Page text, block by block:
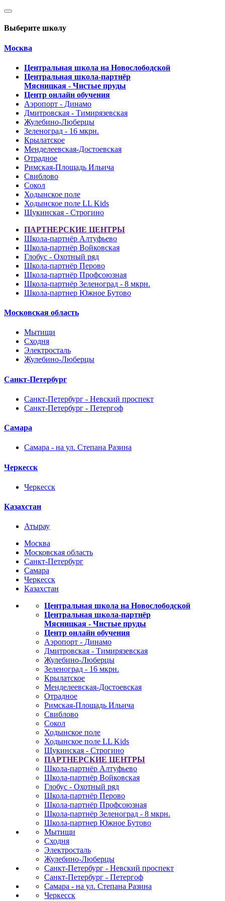
Выберите школу
Москва
Центральная школа на Новослободской
Центральная школа-партнёр
Мясницкая - Чистые пруды
Центр онлайн обучения
Аэропорт - Динамо
Дмитровская - Тимирязевская
Жулебино-Люберцы
Зеленоград - 16 мкрн.
Крылатское
Менделеевская-Достоевская
Отрадное
Римская-Площадь Ильича
Свиблово
Сокол
Ходынское поле
Ходынское поле LL Kids
Щукинская - Строгино
ПАРТНЕРСКИЕ ЦЕНТРЫ
Школа-партнёр Алтуфьево
Школа-партнёр Войковская
Глобус - Охотный ряд
Школа-партнёр Перово
Школа-партнёр Профсоюзная
Школа-партнёр Зеленоград - 8 мкрн.
Школа-партнер Южное Бутово
Московская область
Мытищи
Сходня
Электросталь
Жулебино-Люберцы
Санкт-Петербург
Санкт-Петербург - Невский проспект
Санкт-Петербург - Петергоф
Самара
Самара - на ул. Степана Разина
Черкесск
Черкесск
Казахстан
Атырау
Москва
Московская область
Санкт-Петербург
Самара
Черкесск
Казахстан
Центральная школа на Новослободской
Центральная школа-партнёр
Мясницкая - Чистые пруды
Центр онлайн обучения
Аэропорт - Динамо
Дмитровская - Тимирязевская
Жулебино-Люберцы
Зеленоград - 16 мкрн.
Крылатское
Менделеевская-Достоевская
Отрадное
Римская-Площадь Ильича
Свиблово
Сокол
Ходынское поле
Ходынское поле LL Kids
Щукинская - Строгино
ПАРТНЕРСКИЕ ЦЕНТРЫ
Школа-партнёр Алтуфьево
Школа-партнёр Войковская
Глобус - Охотный ряд
Школа-партнёр Перово
Школа-партнёр Профсоюзная
Школа-партнёр Зеленоград - 8 мкрн.
Школа-партнер Южное Бутово
Мытищи
Сходня
Электросталь
Жулебино-Люберцы
Санкт-Петербург - Невский проспект
Санкт-Петербург - Петергоф
Самара - на ул. Степана Разина
Черкесск